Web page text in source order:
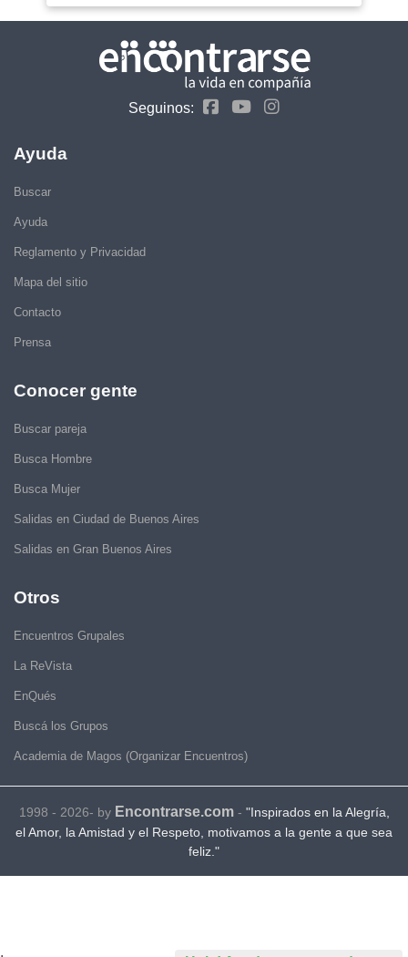
Seguinos:
Ayuda
Buscar
Ayuda
Reglamento y Privacidad
Mapa del sitio
Contacto
Prensa
Conocer gente
Buscar pareja
Busca Hombre
Busca Mujer
Salidas en Ciudad de Buenos Aires
Salidas en Gran Buenos Aires
Otros
Encuentros Grupales
La ReVista
EnQués
Buscá los Grupos
Academia de Magos (Organizar Encuentros)
1998 - 2026- by Encontrarse.com- "Inspirados en la Alegría,
el Amor, la Amistad y el Respeto, motivamos a la gente a que sea
feliz."
.